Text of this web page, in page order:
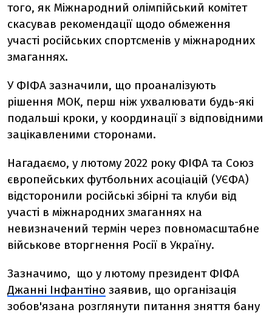
того, як Міжнародний олімпійський комітет
скасував рекомендації щодо обмеження
участі російських спортсменів у міжнародних
змаганнях.
У ФІФА зазначили, що проаналізують
рішення МОК, перш ніж ухвалювати будь-які
подальші кроки, у координації з відповідними
зацікавленими сторонами.
Нагадаємо, у лютому 2022 року ФІФА та Союз
європейських футбольних асоціацій (УЄФА)
відсторонили російські збірні та клуби від
участі в міжнародних змаганнях на
невизначений термін через повномасштабне
військове вторгнення Росії в Україну.
Зазначимо, що у лютому президент ФІФА
Джанні Інфантіно заявив, що організація
зобов'язана розглянути питання зняття бану